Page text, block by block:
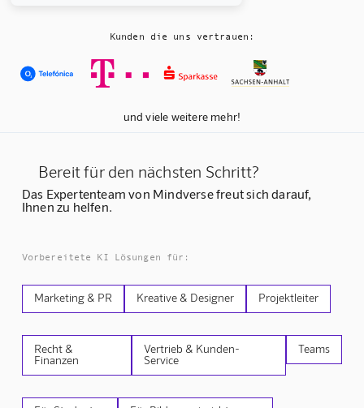
Kunden die uns vertrauen:
und viele weitere mehr!
Bereit für den nächsten Schritt?
Das Expertenteam von Mindverse freut sich darauf,
Ihnen zu helfen.
Vorbereitete KI Lösungen für:
Marketing & PR Kreative & Designer Projektleiter
Recht &
Finanzen
Vertrieb & Kunden-
Service
Teams